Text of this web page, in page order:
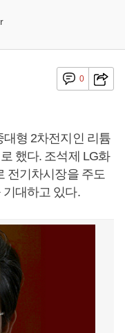
0
형 2차전지인 리튬
했다. 조석제 LG화
전기차시장을 주도
대하고 있다.